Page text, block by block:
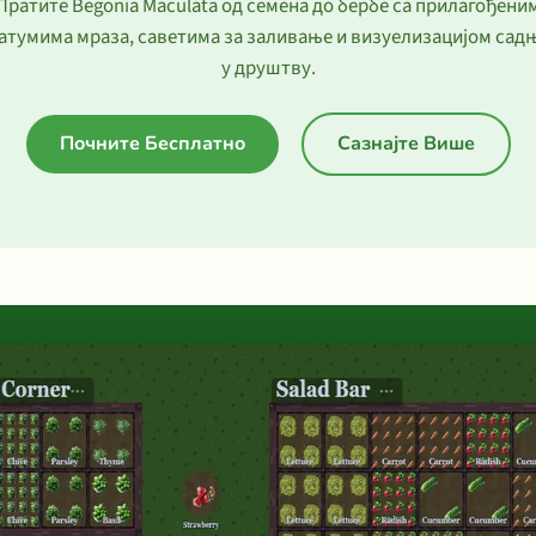
Begonia Maculata од семена до бербе са
мраза, саветима за заливање и визуелизацијом
у друштву.
Почните Бесплатно Сазнајте Више